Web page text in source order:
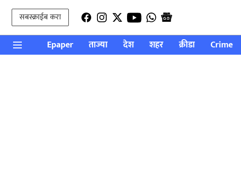
सबस्क्राईब करा
Epaper ताज्या देश शहर क्रीडा Crime